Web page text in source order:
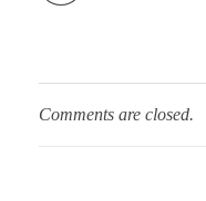
Comments are closed.